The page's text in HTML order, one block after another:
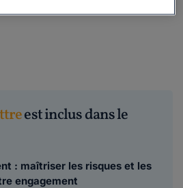
est inclus dans le
: maîtriser les risques et les
engagement